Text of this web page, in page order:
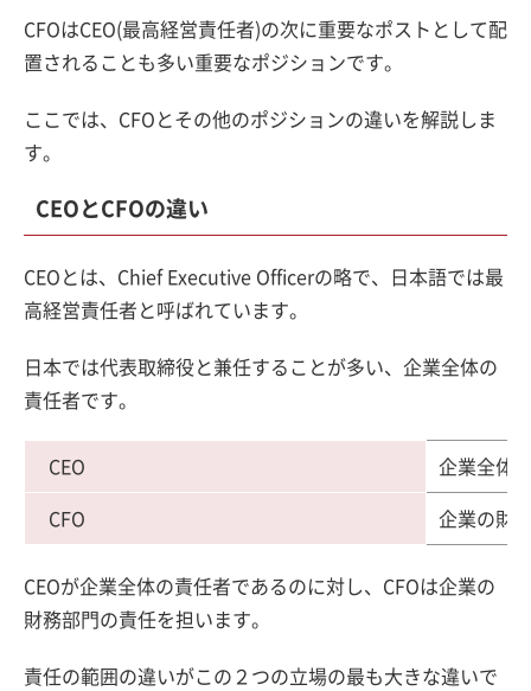
CFOはCEO(最高経営責任者)の次に重要なポストとして配
置されることも多い重要なポジションです。
ここでは、CFOとその他のポジションの違いを解説しま
す。
CEOとCFOの違い
CEOとは、Chief Executive Officerの略で、日本語では最
高経営責任者と呼ばれています。
日本では代表取締役と兼任することが多い、企業全体の
責任者です。
CEO
企業全体
CFO
企業の財
CEOが企業全体の責任者であるのに対し、CFOは企業の
財務部門の責任を担います。
責任の範囲の違いがこの２つの立場の最も大きな違いで